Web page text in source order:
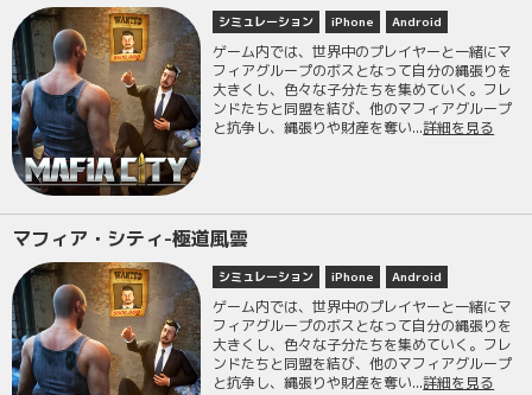
シミュレーション iPhone Android
ゲーム内では、世界中のプレイヤーと一緒にマ
フィアグループのボスとなって自分の縄張りを
大きくし、色々な子分たちを集めていく。フレ
ンドたちと同盟を結び、他のマフィアグループ
と抗争し、縄張りや財産を奪い...詳細を見る
マフィア・シティ-極道風雲
シミュレーション iPhone Android
ゲーム内では、世界中のプレイヤーと一緒にマ
フィアグループのボスとなって自分の縄張りを
大きくし、色々な子分たちを集めていく。フレ
ンドたちと同盟を結び、他のマフィアグループ
と抗争し、縄張りや財産を奪い...詳細を見る